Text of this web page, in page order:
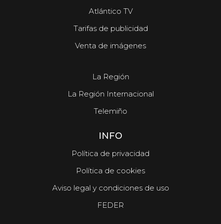
Atlántico TV
Tarifas de publicidad
Venta de imágenes
La Región
La Región Internacional
Telemiño
INFO
Política de privacidad
Política de cookies
Aviso legal y condiciones de uso
FEDER